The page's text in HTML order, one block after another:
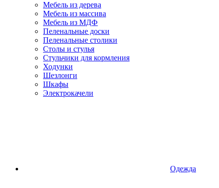
Мебель из дерева
Мебель из массива
Мебель из МДФ
Пеленальные доски
Пеленальные столики
Столы и стулья
Стульчики для кормления
Ходунки
Шезлонги
Шкафы
Электрокачели
Одежда